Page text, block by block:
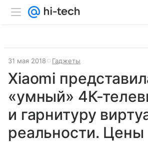
31 мая 2018 Гаджеты
Xiaomi
«умный» 4К-
и гарнитуру
реальности. Цены